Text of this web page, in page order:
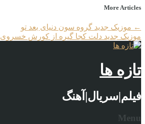
More Articles
← موزیک جدید گروه سون دنیای بعد تو
موزیک جدید دلت کجا گیره از کورش خسروی
تازه ها
فیلم|سریال|آهنگ
Menu